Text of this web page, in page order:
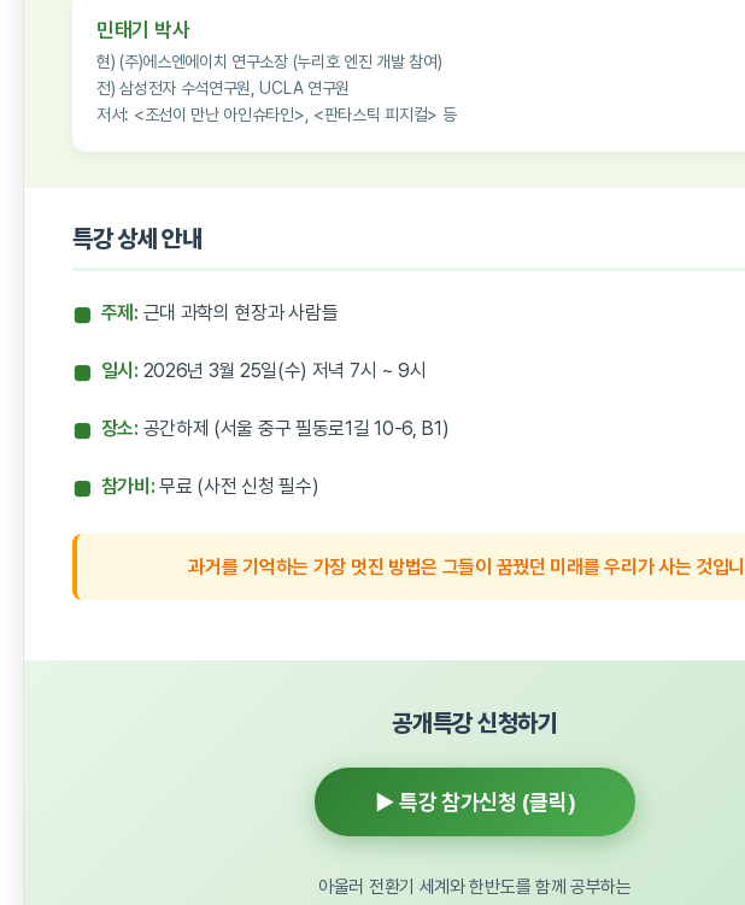
민태기 박사
현) (주)에스엔에이치 연구소장 (누리호 엔진 개발 참여)
전) 삼성전자 수석연구원, UCLA 연구원
저서: <조선이 만난 아인슈타인>, <판타스틱 피지컬> 등
특강 상세 안내
■ 주제: 근대 과학의 현장과 사람들
■ 일시: 2026년 3월 25일(수) 저녁 7시 ~ 9시
■ 장소: 공간하제 (서울 중구 필동로1길 10-6, B1)
■ 참가비: 무료 (사전 신청 필수)
과거를 기억하는 가장 멋진 방법은 그들이 꿈꿨던 미래를 우리가 사는 것입
공개특강 신청하기
▶ 특강 참가신청 (클릭)
아울러 전환기 세계와 한반도를 함께 공부하는